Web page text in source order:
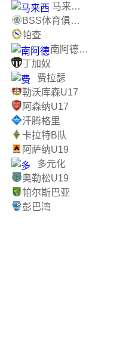
马来西亚国家大学
BSS体育俱乐部
帕查
南阿德莱德黑豹
丁加奴
费拉瑟
勒沃库森U17
阿森纳U17
汗腾格里
卡拉特B队
阿萨纳U19
多元化
奥勒松U19
帕尔斯巴亚
彭巴湾